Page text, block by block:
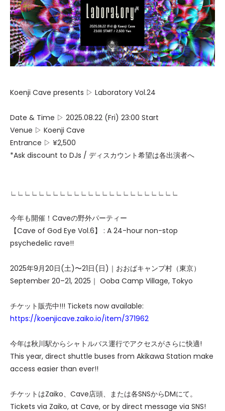
Koenji Cave presents ▷ Laboratory Vol.24
Date & Time ▷ 2025.08.22 (Fri) 23:00 Start
Venue ▷ Koenji Cave
Entrance ▷ ¥2,500
*Ask discount to DJs / ディスカウント希望は各出演者へ
∟∟∟∟∟∟∟∟∟∟∟∟∟∟∟∟∟∟∟∟∟∟∟∟
今年も開催！Caveの野外パーティー
【Cave of God Eye Vol.6】 : A 24-hour non-stop
psychedelic rave!!
2025年9月20日(土)〜21日(日)｜おおばキャンプ村（東京）
September 20–21, 2025｜ Ooba Camp Village, Tokyo
チケット販売中!!! Tickets now available:
https://koenjicave.zaiko.io/item/371962
今年は秋川駅からシャトルバス運行でアクセスがさらに快適!
This year, direct shuttle buses from Akikawa Station make
access easier than ever!!
チケットはZaiko、Cave店頭、または各SNSからDMにて。
Tickets via Zaiko, at Cave, or by direct message via SNS!